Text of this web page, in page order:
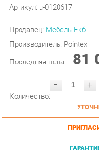
Производитель:Pointex
Последняя цена: 81
-
Доставкапог.